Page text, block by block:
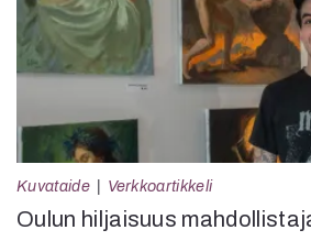
Kuvataide Verkkoartikkeli
Oulun hiljaisuus